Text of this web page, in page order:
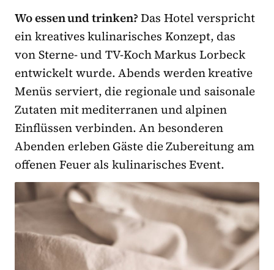
Wo essen und trinken?Das Hotel verspricht
ein kreatives kulinarisches Konzept, das
von Sterne- und TV-Koch Markus Lorbeck
entwickelt wurde. Abends werden kreative
Menüs serviert, die regionale und saisonale
Zutaten mit mediterranen und alpinen
Einflüssen verbinden. An besonderen
Abenden erleben Gäste die Zubereitung am
offenen Feuer als kulinarisches Event.